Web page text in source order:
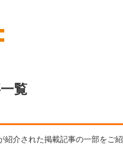
覧
紹介された掲載記事の一部をご紹